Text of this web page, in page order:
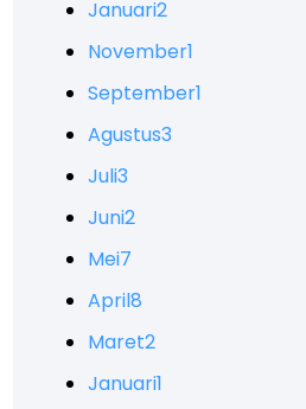
Januari2
November1
September1
Agustus3
Juli3
Juni2
Mei7
April8
Maret2
Januari1